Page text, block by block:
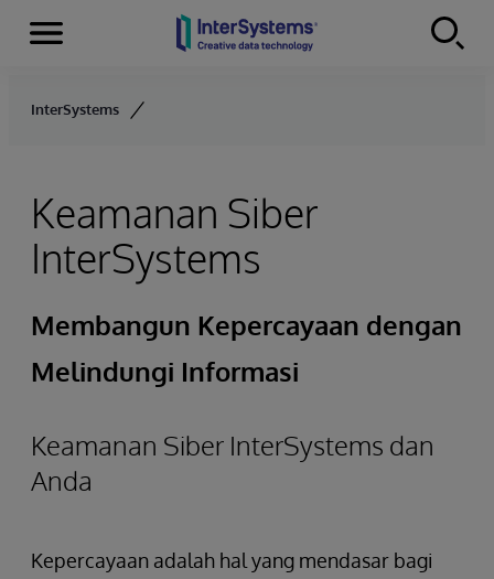
Skip to content
Menu
InterSystems
Keamanan Siber
InterSystems
Membangun Kepercayaan dengan
Melindungi Informasi
Keamanan Siber InterSystems dan
Anda
Kepercayaan adalah hal yang mendasar bagi